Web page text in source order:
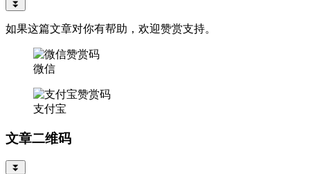
⏬
如果这篇文章对你有帮助，欢迎赞赏支持。
微信
支付宝
文章二维码
⏬